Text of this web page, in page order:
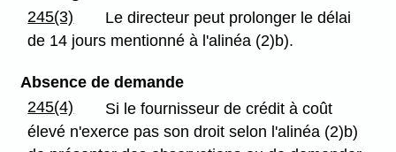
245(3)
Le directeur peut prolonger le délai
de 14 jours mentionné à l'alinéa (2)b).
Absence de demande
245(4)
Si le fournisseur de crédit à coût
élevé n'exerce pas son droit selon l'alinéa (2)b)